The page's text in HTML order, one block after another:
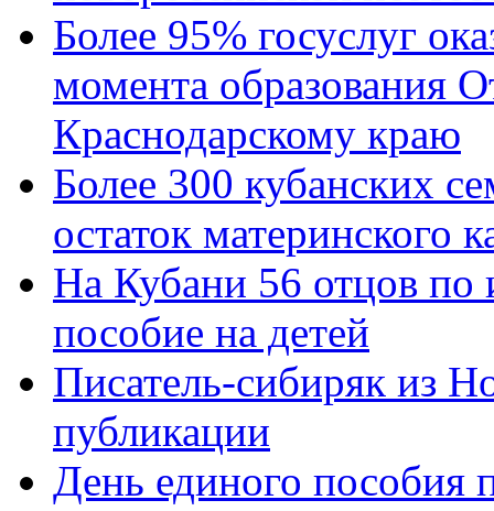
Более 95% госуслуг
момента образования
Краснодарскому краю
Более 300 кубанских
остаток материнского
На Кубани 56 отцов по
пособие на детей
Писатель-сибиряк из
публикации
День единого пособия